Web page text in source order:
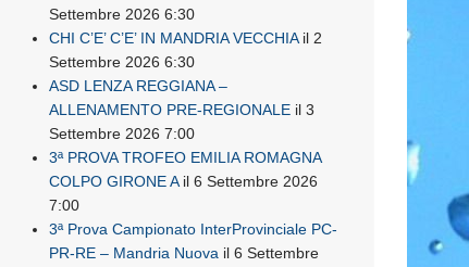
Settembre 2026 6:30
CHI C’E’ C’E’ IN MANDRIA VECCHIAil 2
Settembre 2026 6:30
ASD LENZA REGGIANA –
ALLENAMENTO PRE-REGIONALE il 3
Settembre 2026 7:00
3ª PROVA TROFEO EMILIA ROMAGNA
COLPO GIRONE Ail 6 Settembre 2026
7:00
3ª Prova Campionato InterProvinciale PC-
PR-RE – Mandria Nuova il 6 Settembre